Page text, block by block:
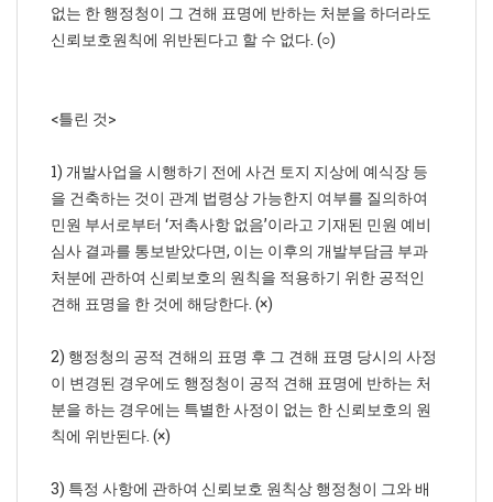
없는 한 행정청이 그 견해 표명에 반하는 처분을 하더라도
신뢰보호원칙에 위반된다고 할 수 없다. (○)
<틀린 것>
1) 개발사업을 시행하기 전에 사건 토지 지상에 예식장 등
을 건축하는 것이 관계 법령상 가능한지 여부를 질의하여
민원 부서로부터 ‘저촉사항 없음’이라고 기재된 민원 예비
심사 결과를 통보받았다면, 이는 이후의 개발부담금 부과
처분에 관하여 신뢰보호의 원칙을 적용하기 위한 공적인
견해 표명을 한 것에 해당한다. (×)
2) 행정청의 공적 견해의 표명 후 그 견해 표명 당시의 사정
이 변경된 경우에도 행정청이 공적 견해 표명에 반하는 처
분을 하는 경우에는 특별한 사정이 없는 한 신뢰보호의 원
칙에 위반된다. (×)
3) 특정 사항에 관하여 신뢰보호 원칙상 행정청이 그와 배